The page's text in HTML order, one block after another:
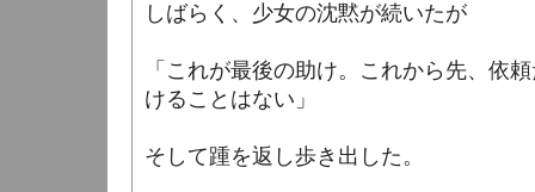
しばらく、少女の沈黙が続いたが
「これが最後の助け。これから先、依
けることはない」
そして踵を返し歩き出した。